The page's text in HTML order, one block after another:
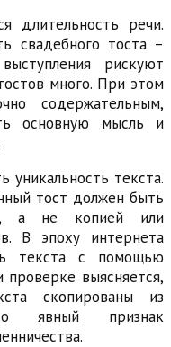
длительность речи.
свадебного тоста –
рискуют
много. При этом
содержательным,
основную мысль и
текста.
тост должен быть
а не копией или
В эпоху интернета
текста с помощью
проверке выясняется,
скопированы из
явный признак